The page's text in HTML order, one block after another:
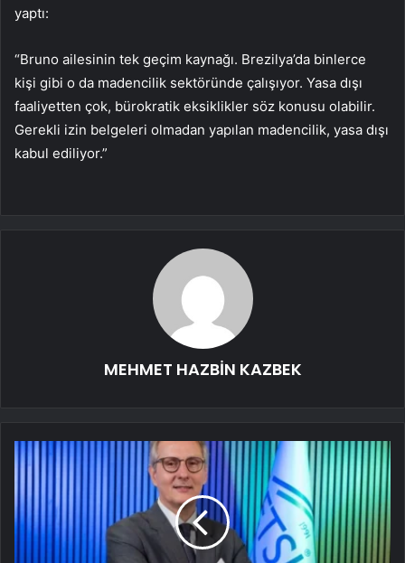
yaptı:
“Bruno ailesinin tek geçim kaynağı. Brezilya’da binlerce
kişi gibi o da madencilik sektöründe çalışıyor. Yasa dışı
faaliyetten çok, bürokratik eksiklikler söz konusu olabilir.
Gerekli izin belgeleri olmadan yapılan madencilik, yasa dışı
kabul ediliyor.”
MEHMET HAZBİN KAZBEK